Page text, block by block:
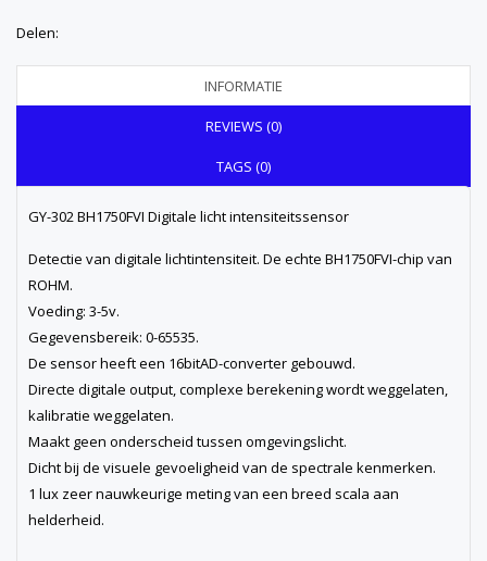
Delen:
INFORMATIE
REVIEWS (0)
TAGS (0)
GY-302 BH1750FVI Digitale licht intensiteitssensor
Detectie van digitale lichtintensiteit. De echte BH1750FVI-chip van
ROHM.
Voeding: 3-5v.
Gegevensbereik: 0-65535.
De sensor heeft een 16bitAD-converter gebouwd.
Directe digitale output, complexe berekening wordt weggelaten,
kalibratie weggelaten.
Maakt geen onderscheid tussen omgevingslicht.
Dicht bij de visuele gevoeligheid van de spectrale kenmerken.
1 lux zeer nauwkeurige meting van een breed scala aan
helderheid.